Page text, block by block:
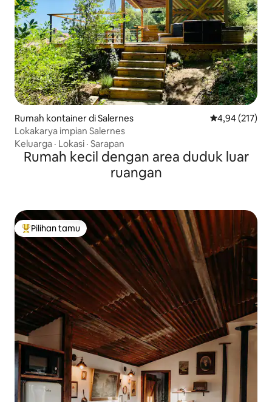
Rumah kontainer di Salernes Nilai rata-rata
4,94 (217)
Lokakarya impian Salernes
Keluarga · Lokasi · Sarapan
Rumah kecil dengan area duduk luar
ruangan
Pilihan tamu terpopuler
Pilihan tamu